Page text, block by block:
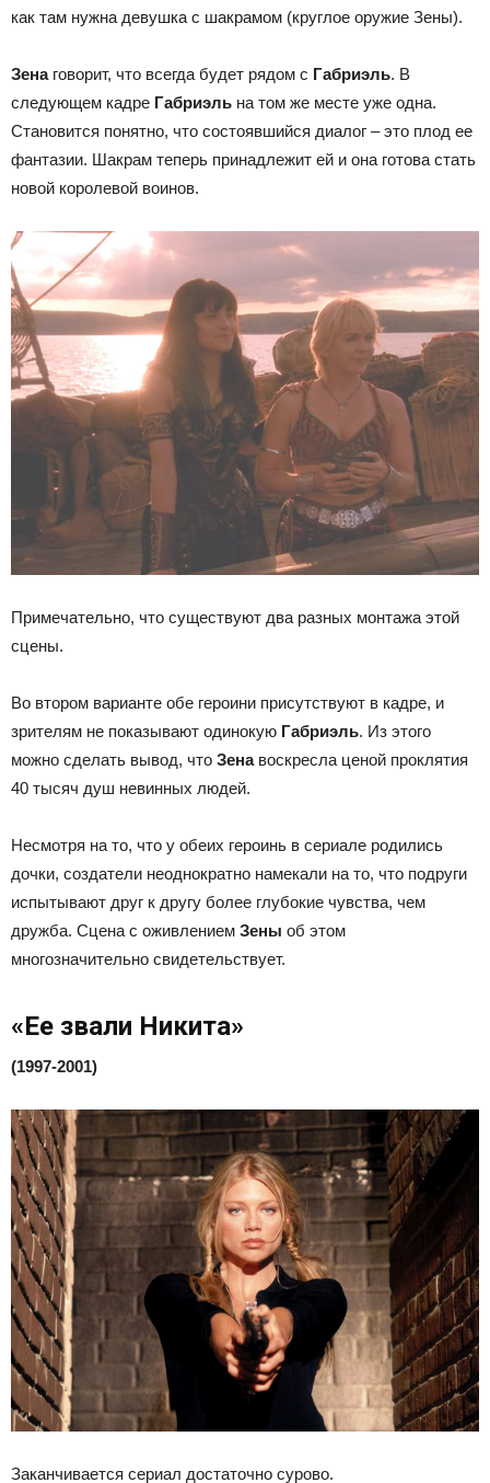
как там нужна девушка с шакрамом (круглое оружие Зены).
Зена говорит, что всегда будет рядом с Габриэль. В
следующем кадре Габриэль на том же месте уже одна.
Становится понятно, что состоявшийся диалог – это плод ее
фантазии. Шакрам теперь принадлежит ей и она готова стать
новой королевой воинов.
Примечательно, что существуют два разных монтажа этой
сцены.
Во втором варианте обе героини присутствуют в кадре, и
зрителям не показывают одинокую Габриэль. Из этого
можно сделать вывод, что Зенавоскресла ценой проклятия
40 тысяч душ невинных людей.
Несмотря на то, что у обеих героинь в сериале родились
дочки, создатели неоднократно намекали на то, что подруги
испытывают друг к другу более глубокие чувства, чем
дружба. Сцена с оживлением Зены об этом
многозначительно свидетельствует.
«Ее звали Никита»
(1997-2001)
Заканчивается сериал достаточно сурово.